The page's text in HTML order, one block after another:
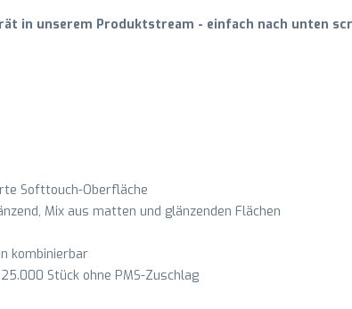
in unserem Produktstream - einfach nach unten
Softtouch-Oberfläche
Mix aus matten und glänzenden Flächen
kombinierbar
Stück ohne PMS-Zuschlag